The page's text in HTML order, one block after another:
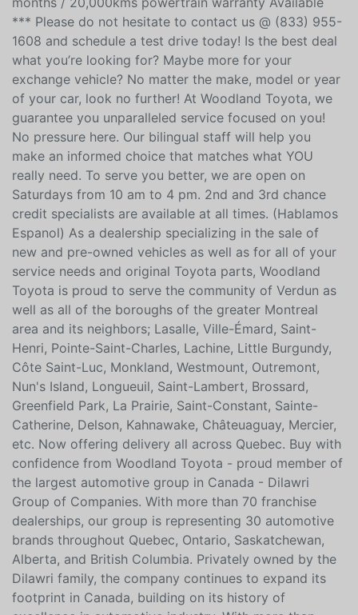
control * Sunroof * Cruise control * Fog lamps * AND
MUCH MORE! This Vehicle was inspected. *** Min. 12
months / 20,000kms powertrain warranty Available
*** Please do not hesitate to contact us @ (833) 955-
1608 and schedule a test drive today! Is the best deal
what you’re looking for? Maybe more for your
exchange vehicle? No matter the make, model or year
of your car, look no further! At Woodland Toyota, we
guarantee you unparalleled service focused on you!
No pressure here. Our bilingual staff will help you
make an informed choice that matches what YOU
really need. To serve you better, we are open on
Saturdays from 10 am to 4 pm. 2nd and 3rd chance
credit specialists are available at all times. (Hablamos
Espanol) As a dealership specializing in the sale of
new and pre-owned vehicles as well as for all of your
service needs and original Toyota parts, Woodland
Toyota is proud to serve the community of Verdun as
well as all of the boroughs of the greater Montreal
area and its neighbors; Lasalle, Ville-Émard, Saint-
Henri, Pointe-Saint-Charles, Lachine, Little Burgundy,
Côte Saint-Luc, Monkland, Westmount, Outremont,
Nun's Island, Longueuil, Saint-Lambert, Brossard,
Greenfield Park, La Prairie, Saint-Constant, Sainte-
Catherine, Delson, Kahnawake, Châteuaguay, Mercier,
etc. Now offering delivery all across Quebec. Buy with
confidence from Woodland Toyota - proud member of
the largest automotive group in Canada - Dilawri
Group of Companies. With more than 70 franchise
dealerships, our group is representing 30 automotive
brands throughout Quebec, Ontario, Saskatchewan,
Alberta, and British Columbia. Privately owned by the